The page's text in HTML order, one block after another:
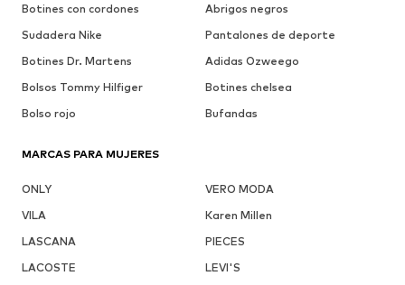
Botines con cordones
Abrigos negros
Sudadera Nike
Pantalones de deporte
Botines Dr. Martens
Adidas Ozweego
Bolsos Tommy Hilfiger
Botines chelsea
Bolso rojo
Bufandas
MARCAS PARA MUJERES
ONLY
VERO MODA
VILA
Karen Millen
LASCANA
PIECES
LACOSTE
LEVI'S